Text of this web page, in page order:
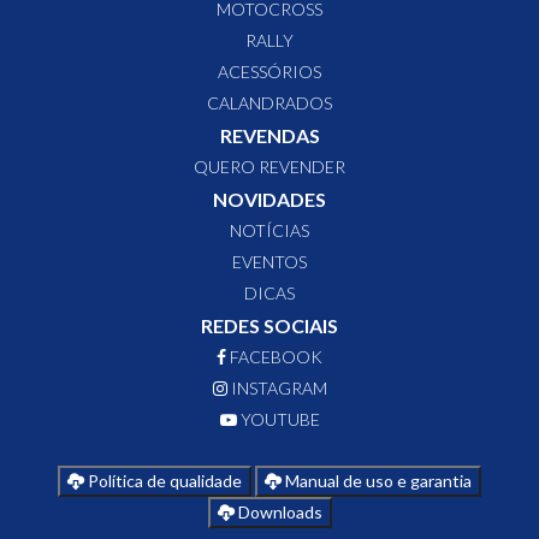
MOTOCROSS
RALLY
ACESSÓRIOS
CALANDRADOS
REVENDAS
QUERO REVENDER
NOVIDADES
NOTÍCIAS
EVENTOS
DICAS
REDES SOCIAIS
FACEBOOK
INSTAGRAM
YOUTUBE
Política de qualidade
Manual de uso e garantia
Downloads